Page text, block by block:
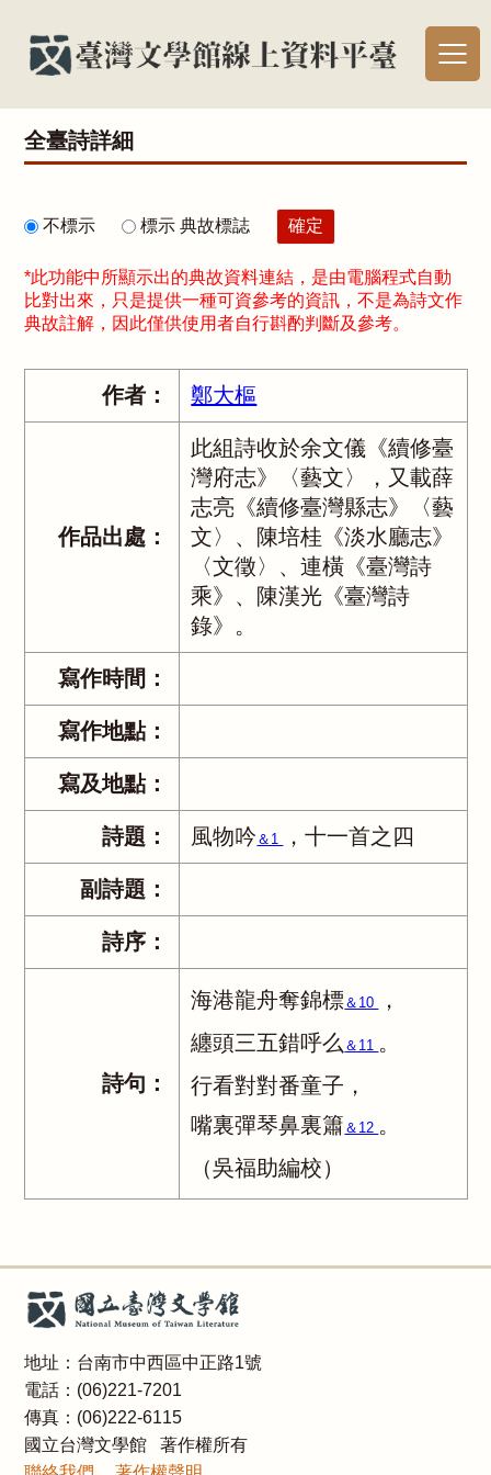
全臺詩詳細
不標示 標示 典故標誌
*此功能中所顯示出的典故資料連結，是由電腦程式自動
比對出來，只是提供一種可資參考的資訊，不是為詩文作
典故註解，因此僅供使用者自行斟酌判斷及參考。
作者： 鄭大樞
作品出處：
此組詩收於余文儀《續修臺
灣府志》〈藝文〉，又載薛
志亮《續修臺灣縣志》〈藝
文〉、陳培桂《淡水廳志》
〈文徵〉、連橫《臺灣詩
乘》、陳漢光《臺灣詩
錄》。
寫作時間：
寫作地點：
寫及地點：
詩題： 風物吟 ＆1 ，十一首之四
副詩題：
詩序：
詩句：
海港龍舟奪錦標＆10
，
纏頭三五錯呼么 ＆11 。
行看對對番童子，
嘴裏彈琴鼻裏簫 ＆12 。
（吳福助編校）
地址：台南市中西區中正路1號
電話：(06)221-7201
傳真：(06)222-6115
國立台灣文學館 著作權所有